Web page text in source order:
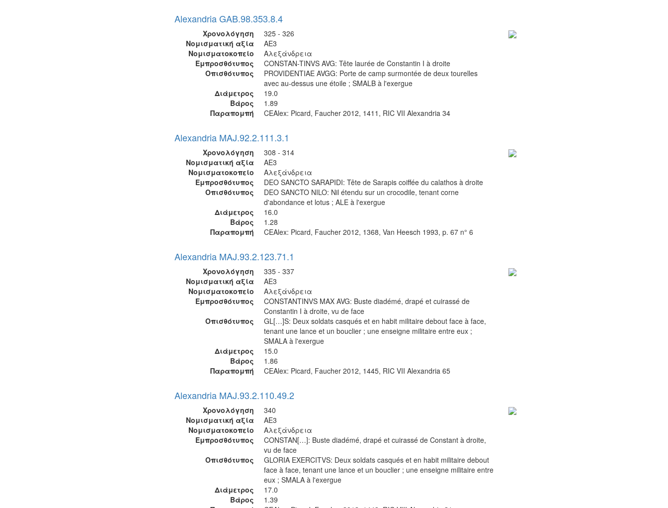
Alexandria GAB.98.353.8.4
Χρονολόγηση
325 - 326
Νομισματική αξία
AE3
Νομισματοκοπείο
Αλεξάνδρεια
Εμπροσθότυπος
CONSTAN-TINVS AVG: Tête laurée de Constantin I à droite
Οπισθότυπος
PROVIDENTIAE AVGG: Porte de camp surmontée de deux tourelles
avec au-dessus une étoile ; SMALB à l'exergue
Διάμετρος
19.0
Βάρος
1.89
Παραπομπή
CEAlex: Picard, Faucher 2012, 1411, RIC VII Alexandria 34
Alexandria MAJ.92.2.111.3.1
Χρονολόγηση
308 - 314
Νομισματική αξία
AE3
Νομισματοκοπείο
Αλεξάνδρεια
Εμπροσθότυπος
DEO SANCTO SARAPIDI: Tête de Sarapis coiffée du calathos à droite
Οπισθότυπος
DEO SANCTO NILO: Nil étendu sur un crocodile, tenant corne
d'abondance et lotus ; ALE à l'exergue
Διάμετρος
16.0
Βάρος
1.28
Παραπομπή
CEAlex: Picard, Faucher 2012, 1368, Van Heesch 1993, p. 67 n° 6
Alexandria MAJ.93.2.123.71.1
Χρονολόγηση
335 - 337
Νομισματική αξία
AE3
Νομισματοκοπείο
Αλεξάνδρεια
Εμπροσθότυπος
CONSTANTINVS MAX AVG: Buste diadémé, drapé et cuirassé de
Constantin I à droite, vu de face
Οπισθότυπος
GL[…]S: Deux soldats casqués et en habit militaire debout face à face,
tenant une lance et un bouclier ; une enseigne militaire entre eux ;
SMALA à l'exergue
Διάμετρος
15.0
Βάρος
1.86
Παραπομπή
CEAlex: Picard, Faucher 2012, 1445, RIC VII Alexandria 65
Alexandria MAJ.93.2.110.49.2
Χρονολόγηση
340
Νομισματική αξία
AE3
Νομισματοκοπείο
Αλεξάνδρεια
Εμπροσθότυπος
CONSTAN[…]: Buste diadémé, drapé et cuirassé de Constant à droite,
vu de face
Οπισθότυπος
GLORIA EXERCITVS: Deux soldats casqués et en habit militaire debout
face à face, tenant une lance et un bouclier ; une enseigne militaire entre
eux ; SMALA à l'exergue
Διάμετρος
17.0
Βάρος
1.39